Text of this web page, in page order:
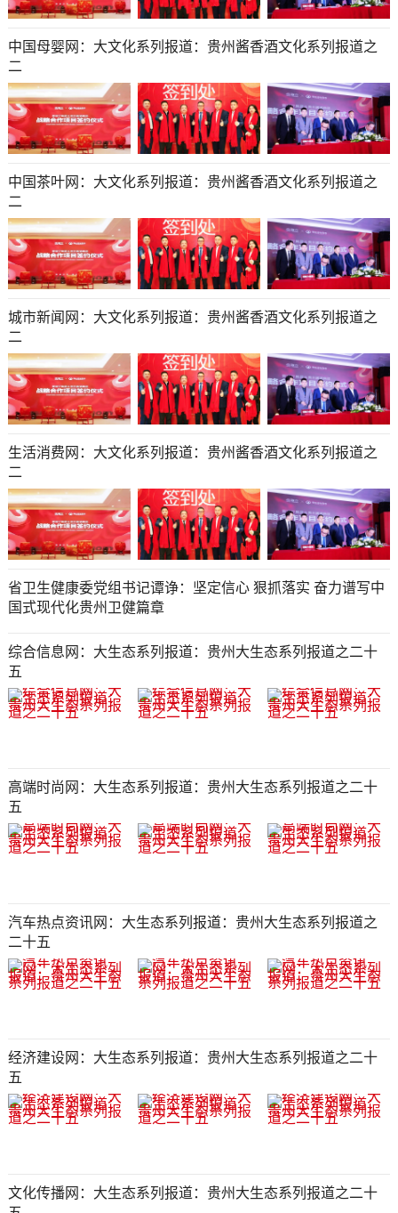
中国母婴网：大文化系列报道：贵州酱香酒文化系列报道之
二
中国茶叶网：大文化系列报道：贵州酱香酒文化系列报道之
二
城市新闻网：大文化系列报道：贵州酱香酒文化系列报道之
二
生活消费网：大文化系列报道：贵州酱香酒文化系列报道之
二
省卫生健康委党组书记谭诤：坚定信心 狠抓落实 奋力谱写中
国式现代化贵州卫健篇章
综合信息网：大生态系列报道：贵州大生态系列报道之二十
五​​​​​​​​​​​​​​​​​​​​​​​​​​​​​​​​​​​​​​​​​​​​​​​​​​​​​​​​​​​​​​​​​​​​​​​​​
高端时尚网：大生态系列报道：贵州大生态系列报道之二十
五​​​​​​​​​​​​​​​​​​​​​​​​​​​​​​​​​​​​​​​​​​​​​​​​​​​​​​​​​​​​​​​​​​​​​​​​​
汽车热点资讯网：大生态系列报道：贵州大生态系列报道之
二十五​​​​​​​​​​​​​​​​​​​​​​​​​​​​​​​​​​​​​​​​​​​​​​​​​​​​​​​​​​​​​​​​​​​​​​​
经济建设网：大生态系列报道：贵州大生态系列报道之二十
五​​​​​​​​​​​​​​​​​​​​​​​​​​​​​​​​​​​​​​​​​​​​​​​​​​​​​​​​​​​​​​​​​​​​​​​​​
文化传播网：大生态系列报道：贵州大生态系列报道之二十